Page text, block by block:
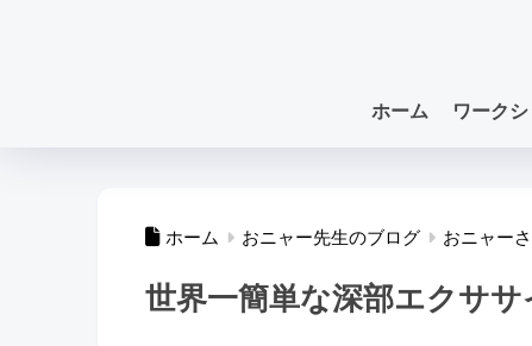
ホーム ワーク
ホーム おニャー先生のブログ おニャー
世界一簡単な深部エクサ